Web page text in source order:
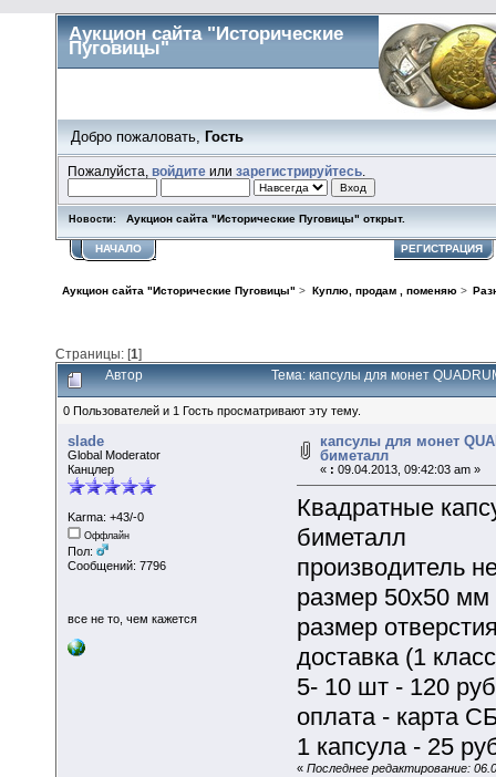
Аукцион сайта "Исторические
Пуговицы"
Добро пожаловать, Гость
Пожалуйста,войдите илизарегистрируйтесь
Новости: Аукцион сайта "Исторические Пуговицы" открыт.
НАЧАЛО РЕГИСТРАЦИЯ
Аукцион сайта "Исторические Пуговицы" > Куплю, продам , поменяю>
Страницы: [1]
Автор Тема: капсулы для монет
0 Пользователей и 1 Гость просматривают эту тему.
slade
Global Moderator
Канцлер
Karma: +43/-0
Оффлайн
Пол:
Сообщений: 7796
все не то, чем кажется
капсулы для монет
биметалл
« : 09.04.2013, 09:42:03 am »
Квадратные
биметалл
производитель
размер 50х50 мм
размер
доставка (1
5- 10 шт - 120
оплата - карта
1 капсула - 25
« Последнее редактирование: